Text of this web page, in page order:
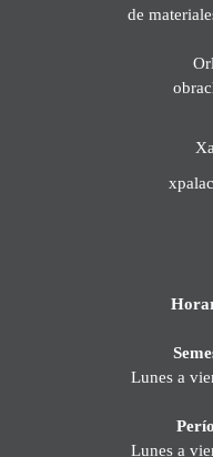
de
Lunes a
Lunes a